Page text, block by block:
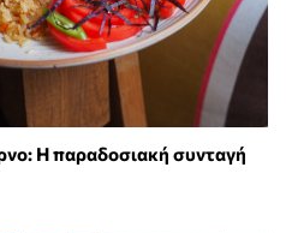
Η παραδοσιακή συνταγή